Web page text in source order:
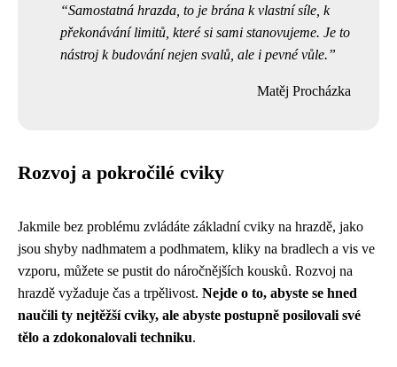
Samostatná hrazda, to je brána k vlastní síle, k
překonávání limitů, které si sami stanovujeme. Je to
nástroj k budování nejen svalů, ale i pevné vůle.
Matěj Procházka
Rozvoj a pokročilé cviky
Jakmile bez problému zvládáte základní cviky na hrazdě, jako
jsou shyby nadhmatem a podhmatem, kliky na bradlech a vis ve
vzporu, můžete se pustit do náročnějších kousků. Rozvoj na
hrazdě vyžaduje čas a trpělivost. Nejde o to, abyste se hned
naučili ty nejtěžší cviky, ale abyste postupně posilovali své
tělo a zdokonalovali techniku.